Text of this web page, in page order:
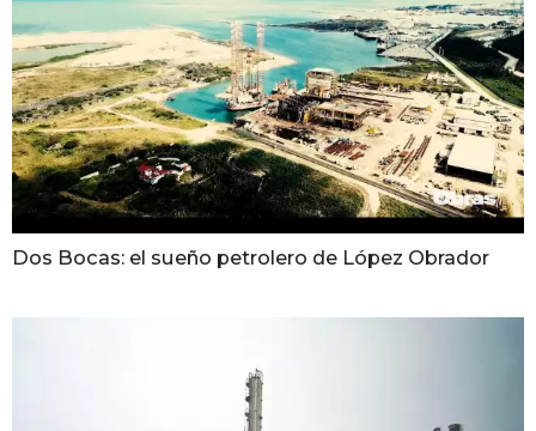
Dos Bocas: el sueño petrolero de López Obrador